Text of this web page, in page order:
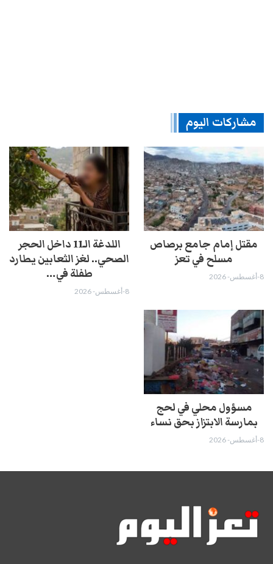
مشاركات اليوم
مقتل إمام جامع برصاص
مسلح في تعز
8-أغسطس- 2026
اللدغة الـ11 داخل الحجر
الصحي.. لغز الثعابين يطارد
طفلة في…
8-أغسطس- 2026
مسؤول محلي في لحج
بمارسة الابتزاز بحق نساء
8-أغسطس- 2026